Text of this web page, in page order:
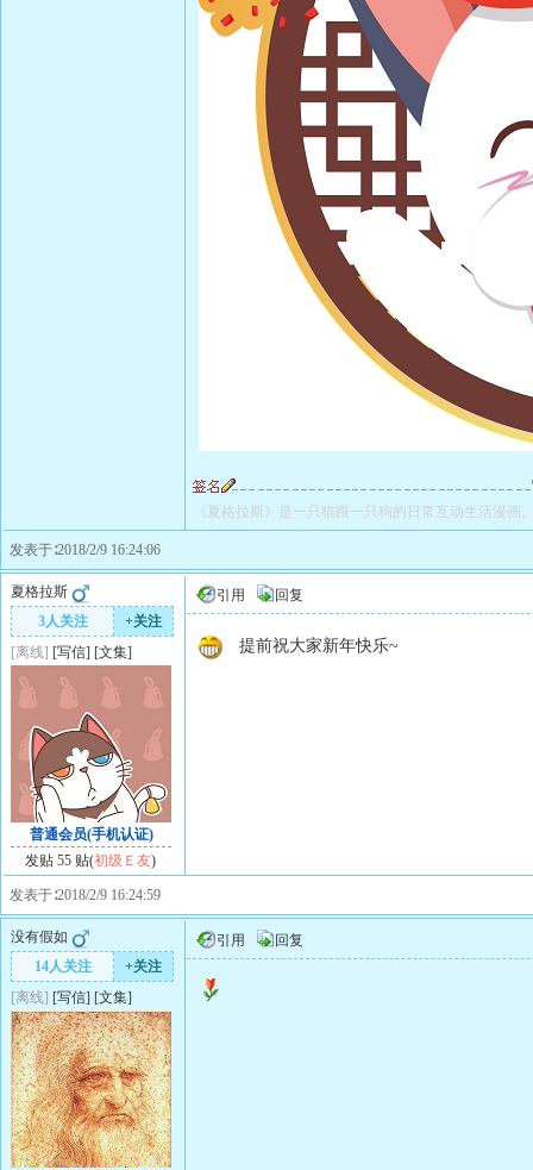
《夏格拉斯》是一只猫跟一只狗的日常互动生活漫画
发表于∶2018/2/9 16:24:06
夏格拉斯
3人关注
+关注
[离线] [写信] [文集]
普通会员(手机认证)
发贴 55 贴(初级Ｅ友)
引用 回复
提前祝大家新年快乐~
发表于∶2018/2/9 16:24:59
没有假如
14人关注
+关注
[离线] [写信] [文集]
引用 回复